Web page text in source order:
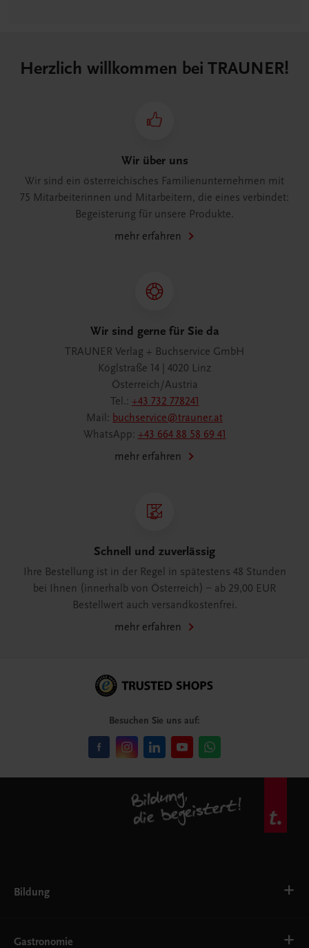
Herzlich willkommen bei TRAUNER!
Wir über uns
Wir sind ein österreichisches Familienunternehmen mit
75 Mitarbeiterinnen und Mitarbeitern, die eines verbindet:
Begeisterung für unsere Produkte.
mehr erfahren
Wir sind gerne für Sie da
TRAUNER Verlag + Buchservice GmbH
Köglstraße 14 | 4020 Linz
Österreich/Austria
Tel.: +43 732 778241
Mail: buchservice@trauner.at
WhatsApp: +43 664 88 58 69 41
mehr erfahren
Schnell und zuverlässig
Ihre Bestellung ist in der Regel in spätestens 48 Stunden
bei Ihnen (innerhalb von Österreich) – ab 29,00 EUR
Bestellwert auch versandkostenfrei.
mehr erfahren
Besuchen Sie uns auf:
Bildung
AHS
Gastronomie